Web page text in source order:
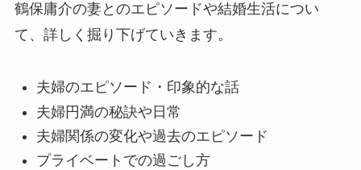
鶴保庸介の妻とのエピソードや結婚生活につい
て、詳しく掘り下げていきます。
夫婦のエピソード・印象的な話
夫婦円満の秘訣や日常
夫婦関係の変化や過去のエピソード
プライベートでの過ごし方